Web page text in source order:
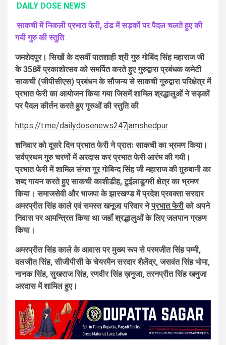
DAILY DOSE NEWS
साकची में निकली प्रभात फेरी, ठंड में सड़कों पर पैदल चलते हुए की
गयी गुरु की स्तुति
जमशेदपुर। सिखों के दसवीं पातशाही श्री गुरु गोबिंद सिंह महाराज जी
के 358वें प्रकाशोत्सव को समर्पित करते हुए गुरुद्वारा प्रबंधक कमेटी
साकची (जीपीसीएस) प्रबंधन के सौजन्य से साकची गुरुद्वारा परिक्षेत्र में
प्रभात फेरी का आयोजन किया गया जिसमें शामिल श्रद्धालुओं ने सड़कों
पर पैदल कीर्तन करते हुए गुरुओं की स्तुति की
https://t.me/dailydosenews247jamshedpur
शनिवार को दूसरे दिन प्रभात फेरी ने प्रातः साकची का भ्रमण किया।
सर्वप्रथम गुरु चरणों में अरदास कर प्रभात फेरी आरंभ की गयी।
प्रभात फेरी में शामिल संगत गुर गोबिन्द सिंह जी महाराज की ग़ुरुबानी का
शब्द गायन करते हुए साकची काशीडीह, टुईलाडुगरी क्षेत्र का भ्रमण
किया। समाजसेवी और भाजपा के झारखण्ड में प्रदेश प्रवक्ता सरदार
अमरप्रीत सिंह काले एवं समस्त खनूजा परिवार नेप्रभात फेरीको अपने
निवास पर आमन्त्रित किया था जहाँ श्रद्धालुओं के लिए जलपान ग्रहण
किया।
अमरप्रीत सिंह काले के आवास पर मुख्य रूप से परमजीत सिंह पम्मी,
दलजीत सिंह, सीजीपीसी के चेयरमैन सरदार शैलेंद्र, जसवंत सिंह भोमा,
नानक सिंह, सुखराज सिंह, रणवीर सिंह ख़नुजा, तरनप्रीत सिंह खनुजा
अरदास में शामिल हुए।